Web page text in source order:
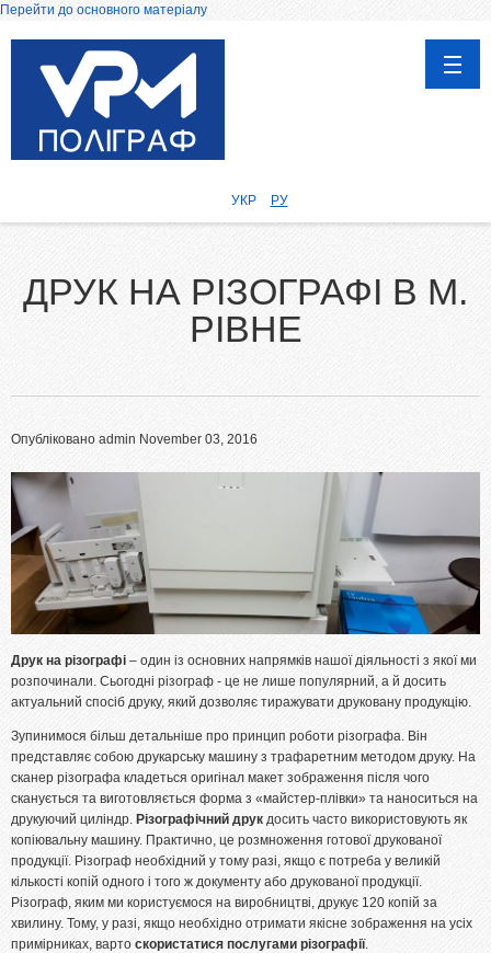
Перейти до основного матеріалу
ГОЛОВНА
Календарі
Запрошення, вітальні листівки
Бірки та етикетки
Блокноти
Бланки, Журнали
Фірмові бланки та конверти
Флаєри, буклети, листівки
Пластикові картки
Папки
Наклейки, стікери
Меню
Книги, брошури, методичні посібники
ПОСЛУГИ
Брошурування
Бігування
УКР РУ
ДРУК НА РІЗОГРАФІ В М.
РІВНЕ
Опубліковано admin November 03, 2016
Друк на різографі – один із основних напрямків нашої діяльності з якої ми
розпочинали. Сьогодні різограф - це не лише популярний, а й досить
актуальний спосіб друку, який дозволяє тиражувати друковану продукцію.
Зупинимося більш детальніше про принцип роботи різографа. Він
представляє собою друкарську машину з трафаретним методом друку. На
сканер різографа кладеться оригінал макет зображення після чого
сканується та виготовляється форма з «майстер-плівки» та наноситься на
друкуючий циліндр. Різографічний друк досить часто використовують як
копіювальну машину. Практично, це розмноження готової друкованої
продукції. Різограф необхідний у тому разі, якщо є потреба у великій
кількості копій одного і того ж документу або друкованої продукції.
Різограф, яким ми користуємося на виробництві, друкує 120 копій за
хвилину. Тому, у разі, якщо необхідно отримати якісне зображення на усіх
примірниках, варто скористатися послугами різографії.